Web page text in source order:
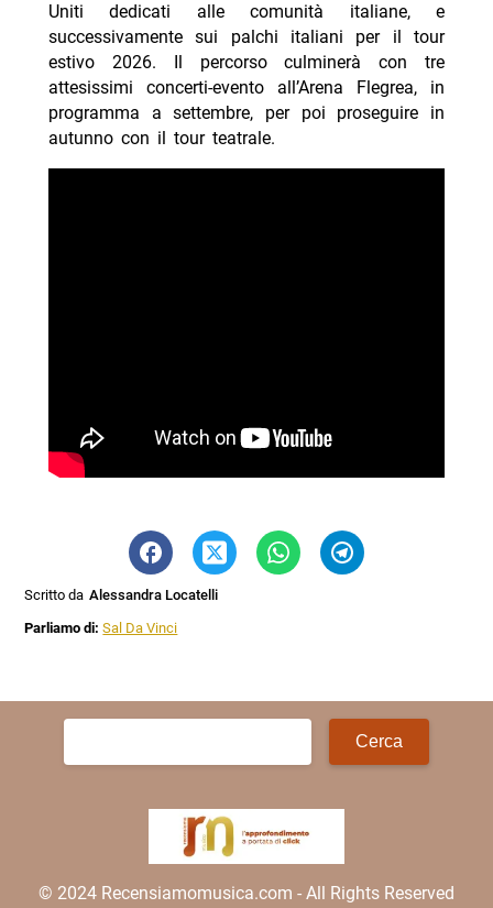
Uniti dedicati alle comunità italiane, e
successivamente sui palchi italiani per il tour
estivo 2026. Il percorso culminerà con tre
attesissimi concerti-evento all’Arena Flegrea, in
programma a settembre, per poi proseguire in
autunno con il tour teatrale.
Scritto da Alessandra Locatelli
Parliamo di:Sal Da Vinci
Ricerca
© 2024 Recensiamomusica.com - All Rights Reserved